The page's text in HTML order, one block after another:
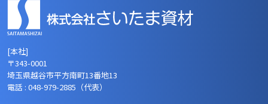
[本社]
〒343-0001
埼玉県越谷市平方南町13番地13
電話 : 048-979-2885（代表）